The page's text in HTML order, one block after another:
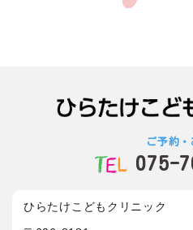
ご予約
075-
ひらたけこどもクリニック